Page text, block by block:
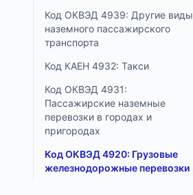
Код ОКВЭД 4939: Другие виды
наземного пассажирского
транспорта
Код КАЕН 4932: Такси
Код ОКВЭД 4931:
Пассажирские наземные
перевозки в городах и
пригородах
Код ОКВЭД 4920: Грузовые
железнодорожные перевозки